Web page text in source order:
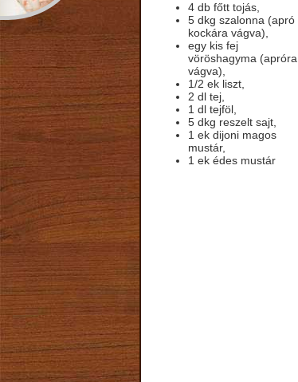
4 db főtt tojás,
5 dkg szalonna (apró
kockára vágva),
egy kis fej
vöröshagyma (apróra
vágva),
1/2 ek liszt,
2 dl tej,
1 dl tejföl,
5 dkg reszelt sajt,
1 ek dijoni magos
mustár,
1 ek édes mustár